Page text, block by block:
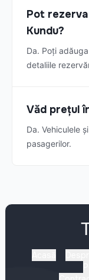
Pot
Kundu?
Da. Poți
detaliile
Văd prețul
Da. Vehiculele
pasagerilor.